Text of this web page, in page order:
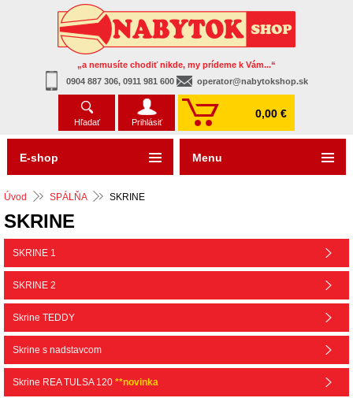
„a nemusíte chodiť nikde, my prídeme k Vám...“
0904 887 306, 0911 981 600
operator@nabytokshop.sk
Hľadať Prihlásiť
0,00 €
Úvod SPÁLŇA SKRINE
SKRINE
SKRINE 1
SKRINE 2
Skrine TEDDY
Skrine s nadstavcom
Skrine REA TULSA 120 **novinka
E-shop Menu